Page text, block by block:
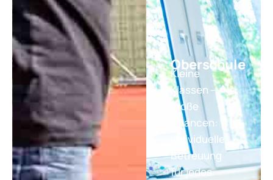
Oberschule
Kleine
Klassen –
große
Chancen:
Individuelle
Betreuung
für jedes